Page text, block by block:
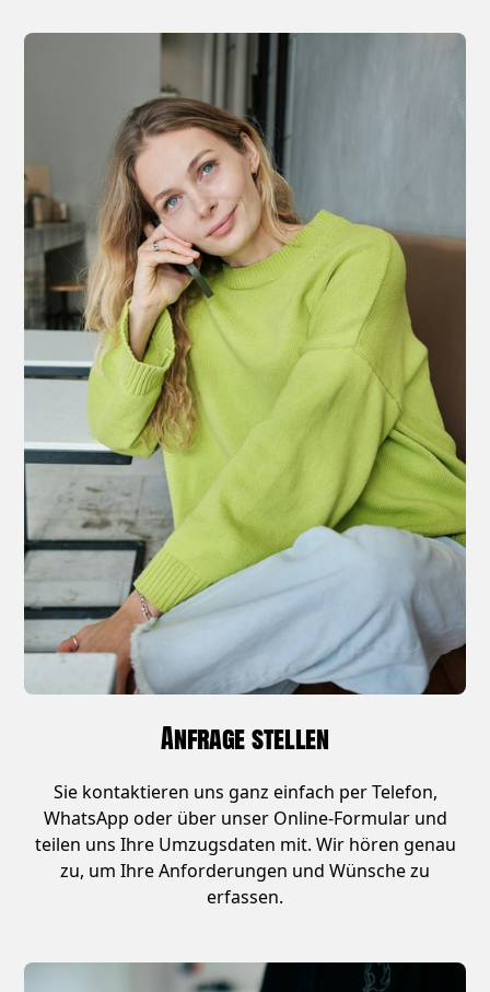
Anfrage stellen
Sie kontaktieren uns ganz einfach per Telefon,
WhatsApp oder über unser Online-Formular und
teilen uns Ihre Umzugsdaten mit. Wir hören genau
zu, um Ihre Anforderungen und Wünsche zu
erfassen.